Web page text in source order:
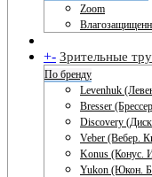
Zoom
+- Зрительные
По бренду
Levenhuk
Bresser
Discovery
Veber (Вебер.
Konus (Конус.
Yukon (Юкон.